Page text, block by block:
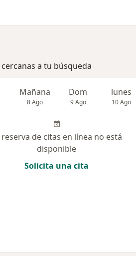
a tu búsqueda
Mañana
8 Ago
Dom
9 Ago
lunes
10 Ago
reserva de citas en línea no está
disponible
Solicita una cita